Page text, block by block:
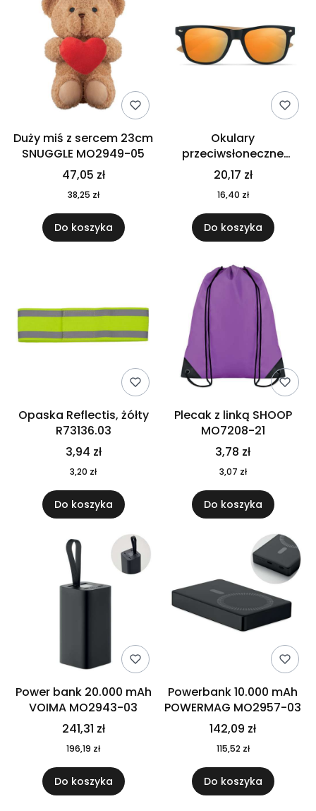
Duży miś z sercem 23cm
SNUGGLE MO2949-05
47,05 zł
38,25 zł
Do koszyka
Okulary
przeciwsłoneczne
CALIFORNIA TOUCH
MO9617-10
20,17 zł
16,40 zł
Do koszyka
Opaska Reflectis, żółty
R73136.03
3,94 zł
3,20 zł
Do koszyka
Plecak z linką SHOOP
MO7208-21
3,78 zł
3,07 zł
Do koszyka
Power bank 20.000 mAh
VOIMA MO2943-03
241,31 zł
196,19 zł
Do koszyka
Powerbank 10.000 mAh
POWERMAG MO2957-03
142,09 zł
115,52 zł
Do koszyka